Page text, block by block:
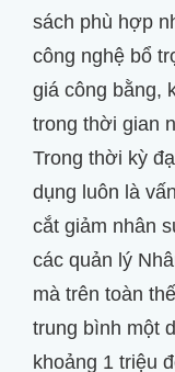
sách phù hợp
công nghệ bổ
giá công bằng,
trong thời gian
Trong thời kỳ
dụng luôn là
cắt giảm nhân
các quản lý
mà trên toàn
trung bình một
khoảng 1 triệu